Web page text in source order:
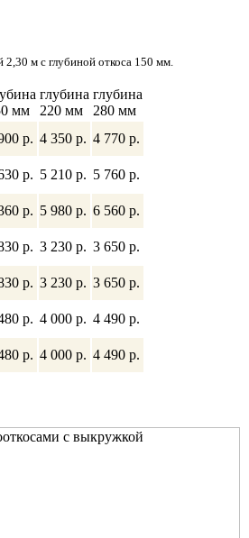
2,30 м с глубиной откоса 150 мм.
мм
глубина
220 мм
глубина
280 мм
р. 4 350 p. 4 770 p.
p. 5 210 p. 5 760 p.
p. 5 980 p. 6 560 p.
p. 3 230 p. 3 650 p.
p. 3 230 p. 3 650 p.
p. 4 000 p. 4 490 p.
p. 4 000 p. 4 490 p.